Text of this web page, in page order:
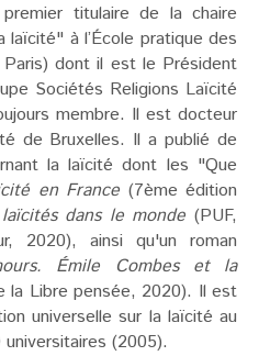
titulaire de la chaire
à l’École pratique des
dont il est le Président
Sociétés Religions Laïcité
membre. Il est docteur
de Bruxelles. Il a publié de
la laïcité dont les "Que
en France (7ème édition
dans le monde (PUF,
2020), ainsi qu'un roman
Émile Combes et la
la Libre pensée, 2020). Il est
universelle sur la laïcité au
(2005).